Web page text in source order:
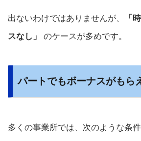
出ないわけではありませんが、
「
スなし」
のケースが多めです。
パートでもボーナスがもら
多くの事業所では、次のような条